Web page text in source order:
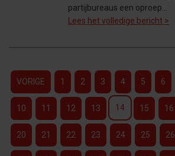
partijbureaus een oproep…
Lees het volledige bericht >
VORIGE 1 2 3 4 5 6
10 11 12 13 14 15 16
20 21 22 23 24 25 26